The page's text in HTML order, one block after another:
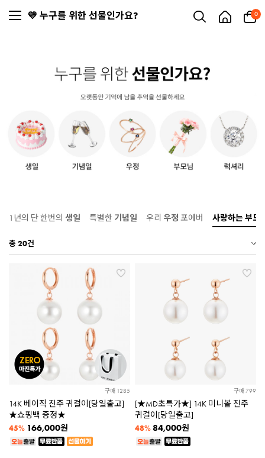
💛 누구를 위한 선물인가요? 0
1년의 단 한번의 생일 특별한 기념일 우리 우정 포에버 사랑하는 부모
총 20건
구매 1285
14K 베이직 진주 귀걸이[당일출고]
★쇼핑백 증정★
45% 166,000원
구매 799
[★MD초특가★] 14K 미니볼 진주
귀걸이[당일출고]
48% 84,000원